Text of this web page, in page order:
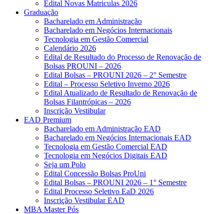
Edital Novas Matriculas 2026
Graduação
Bacharelado em Administração
Bacharelado em Negócios Internacionais
Tecnologia em Gestão Comercial
Calendário 2026
Edital de Resultado do Processo de Renovação de
Bolsas PROUNI – 2026
Edital Bolsas – PROUNI 2026 – 2° Semestre
Edital – Processo Seletivo Inverno 2026
Edital Atualizado de Resultado de Renovação de
Bolsas Filantrópicas – 2026
Inscrição Vestibular
EAD Premium
Bacharelado em Administração EAD
Bacharelado em Negócios Internacionais EAD
Tecnologia em Gestão Comercial EAD
Tecnologia em Negócios Digitais EAD
Seja um Polo
Edital Concessão Bolsas ProUni
Edital Bolsas – PROUNI 2026 – 1° Semestre
Edital Processo Seletivo EaD 2026
Inscrição Vestibular EAD
MBA Master Pós